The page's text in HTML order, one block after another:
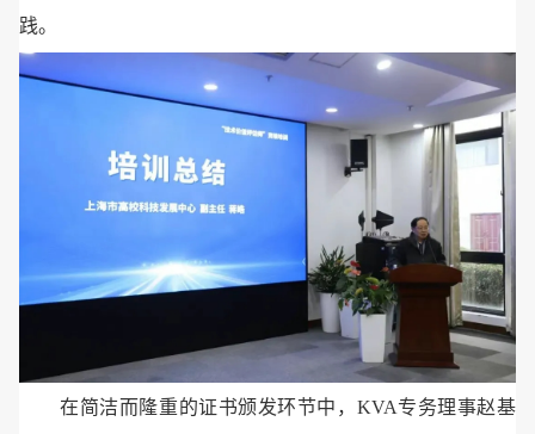
践。
在简洁而隆重的证书颁发环节中，KVA专务理事赵基